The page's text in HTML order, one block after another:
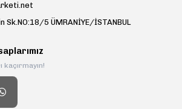
Sk.NO:18/5 ÜMRANİYE/İSTANBUL
kaçırmayın!